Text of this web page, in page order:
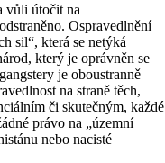
vůli útočit na
Ospravedlnění
sil“, která se netýká
který je oprávněn se
je oboustranně
na straně těch,
či skutečným, každé
právo na „územní
nebo nacisté